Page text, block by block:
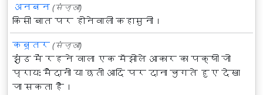
अनबन (संज्ञा)
किसी बात पर होनेवाली कहासुनी।
कबूतर (संज्ञा)
झुंड में रहने वाला एक मँझोले आकार का पक्षी जो
प्रायः मैदानों या छतों आदि पर दाना चुगते हुए देखा
जा सकता है।